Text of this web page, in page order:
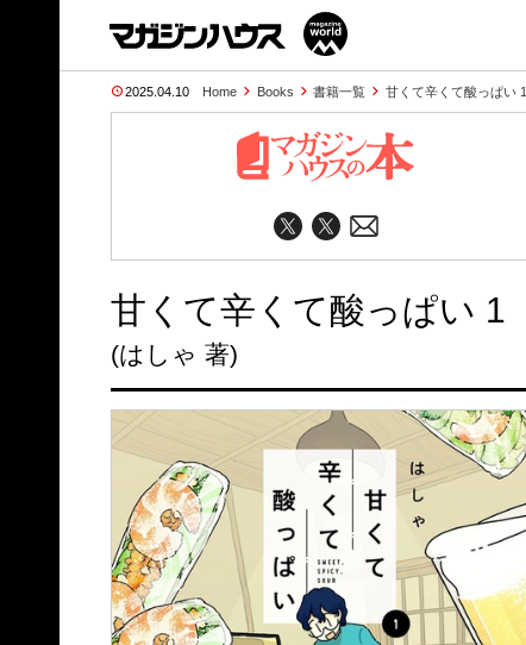
2025.04.10 Home Books 書籍一覧 甘くて辛くて酸っぱい 1
甘くて辛くて酸っぱい 1
(はしゃ 著)